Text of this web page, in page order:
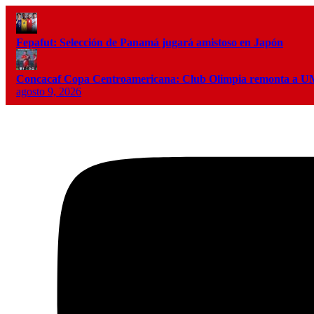
Fepafut: Selección de Panamá jugará amistoso en Japón
Concacaf Copa Centroamericana: Club Olimpia remonta a
agosto 9, 2026